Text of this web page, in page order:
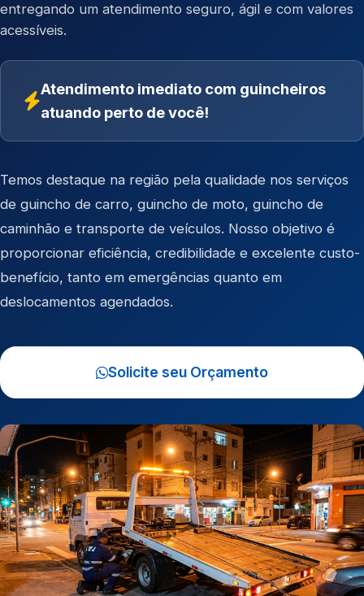
entregando um atendimento seguro, ágil e com valores
acessíveis.
Atendimento imediato com guincheiros
atuando perto de você!
Temos destaque na região pela qualidade nos serviços
de guincho de carro, guincho de moto, guincho de
caminhão e transporte de veículos. Nosso objetivo é
proporcionar eficiência, credibilidade e excelente custo-
benefício, tanto em emergências quanto em
deslocamentos agendados.
Solicite seu Orçamento